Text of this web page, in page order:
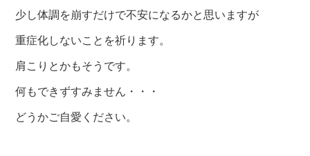
少し体調を崩すだけで不安になるかと思いますが
重症化しないことを祈ります。
肩こりとかもそうです。
何もできずすみません・・・
どうかご自愛ください。